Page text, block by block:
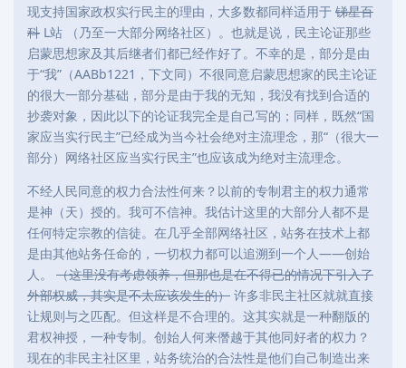
现支持国家政权实行民主的理由，大多数都同样适用于 锑星百
科 L站 （乃至一大部分网络社区）。也就是说，民主论证那些
启蒙思想家及其后继者们都已经作好了。不幸的是，部分是由
于“我”（AABb1221，下文同）不很同意启蒙思想家的民主论证
的很大一部分基础，部分是由于我的无知，我没有找到合适的
抄袭对象，因此以下的论证我完全是自己写的；同样，既然“国
家应当实行民主”已经成为当今社会绝对主流理念，那“（很大一
部分）网络社区应当实行民主”也应该成为绝对主流理念。
不经人民同意的权力合法性何来？以前的专制君主的权力通常
是神（天）授的。我可不信神。我估计这里的大部分人都不是
任何特定宗教的信徒。在几乎全部网络社区，站务在技术上都
是由其他站务任命的，一切权力都可以追溯到一个人——创始
人。 （这里没有考虑领养，但那也是在不得已的情况下引入了
外部权威，其实是不太应该发生的） 许多非民主社区就就直接
让规则与之匹配。但这样是不合理的。这其实就是一种翻版的
君权神授，一种专制。创始人何来僭越于其他同好者的权力？
现在的非民主社区里，站务统治的合法性是他们自己制造出来